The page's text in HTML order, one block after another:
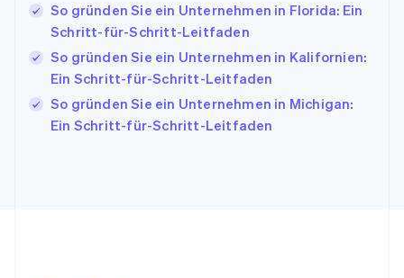
So gründen Sie ein Unternehmen in Florida: Ein
Schritt-für-Schritt-Leitfaden
So gründen Sie ein Unternehmen in Kalifornien:
Ein Schritt-für-Schritt-Leitfaden
So gründen Sie ein Unternehmen in Michigan:
Ein Schritt-für-Schritt-Leitfaden
EnglishFrançais
Kroatien
EnglishItaliano
Lettland
Liechtenstein
DeutschEnglish